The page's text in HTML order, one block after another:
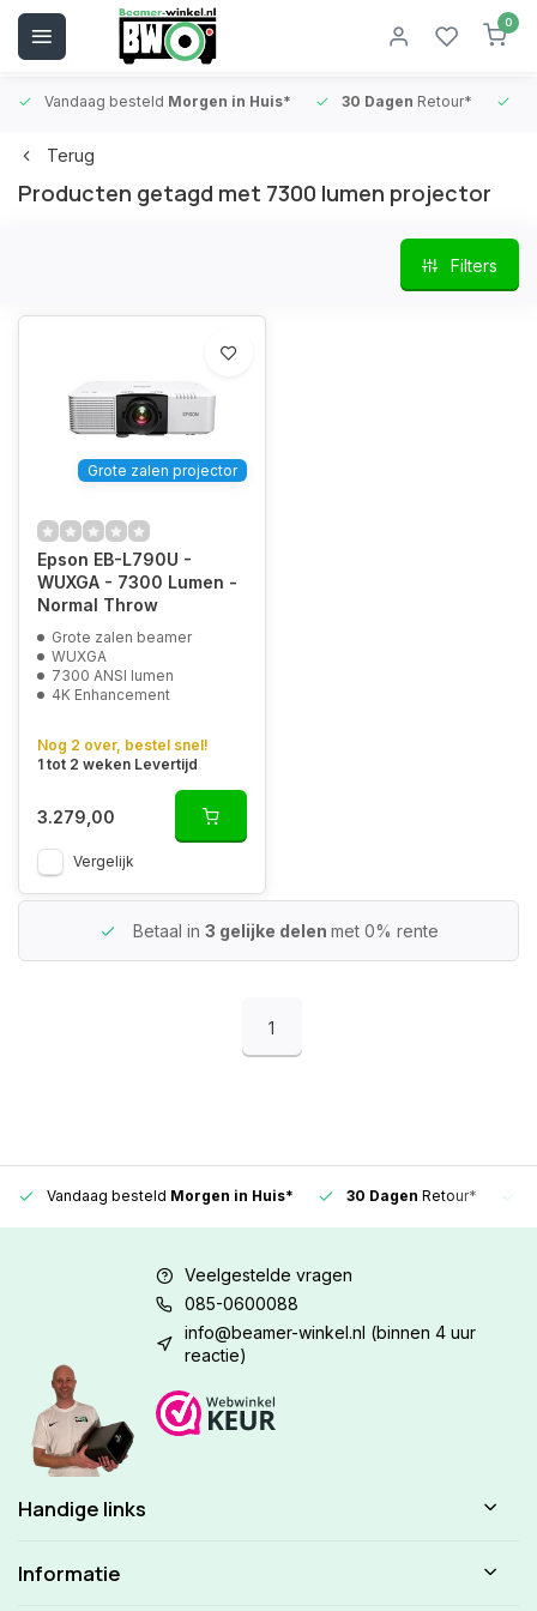
0
Vandaag besteld Morgen in Huis* 30 Dagen Retour*
Terug
Producten getagd met 7300 lumen projector
Filters
Grote zalen projector
Epson EB-L790U -
WUXGA - 7300 Lumen -
Normal Throw
Grote zalen beamer
WUXGA
7300 ANSI lumen
4K Enhancement
Nog 2 over, bestel snel!
1 tot 2 weken Levertijd
3.279,00
Vergelijk
Betaal in 3 gelijke delen met 0% rente
1
Vandaag besteld Morgen in Huis* 30 Dagen Retour*
Veelgestelde vragen
085-0600088
info@beamer-winkel.nl (binnen 4 uur
reactie)
Handige links
Informatie